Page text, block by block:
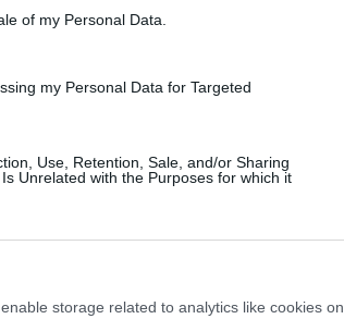
of my Personal Data.
my Personal Data for Targeted
Use, Retention, Sale, and/or Sharing
Unrelated with the Purposes for which it
storage related to analytics like cookies on